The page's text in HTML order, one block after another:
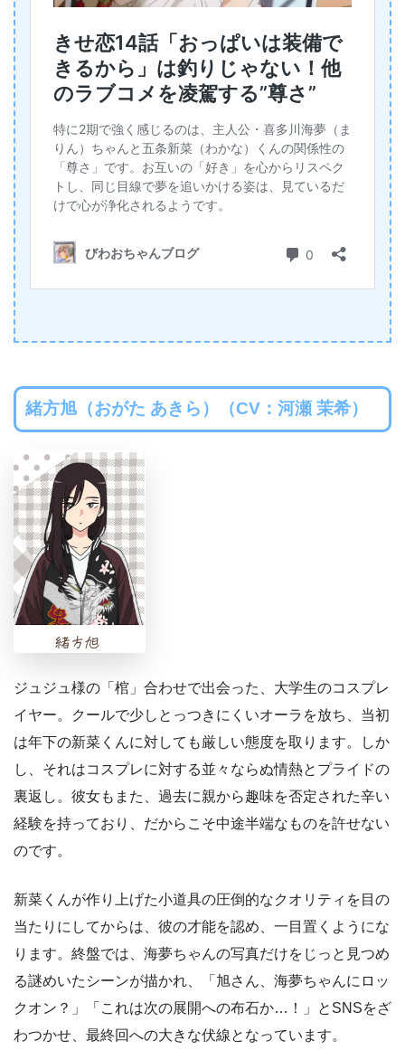
緒方旭（おがた あきら）（CV：河瀬 茉希）
ジュジュ様の「棺」合わせで出会った、大学生のコスプレ
イヤー。クールで少しとっつきにくいオーラを放ち、当初
は年下の新菜くんに対しても厳しい態度を取ります。しか
し、それはコスプレに対する並々ならぬ情熱とプライドの
裏返し。彼女もまた、過去に親から趣味を否定された辛い
経験を持っており、だからこそ中途半端なものを許せない
のです。
新菜くんが作り上げた小道具の圧倒的なクオリティを目の
当たりにしてからは、彼の才能を認め、一目置くようにな
ります。終盤では、海夢ちゃんの写真だけをじっと見つめ
る謎めいたシーンが描かれ、「旭さん、海夢ちゃんにロッ
クオン？」「これは次の展開への布石か…！」とSNSをざ
わつかせ、最終回への大きな伏線となっています。